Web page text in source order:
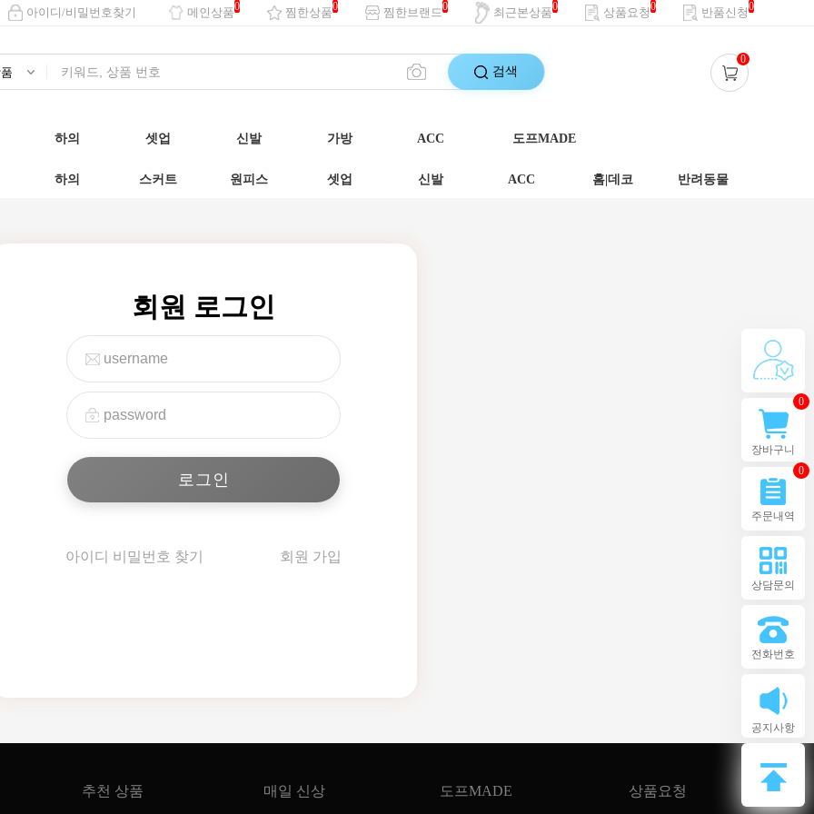
아이디/비밀번호찾기 메인상품0 찜한상품0 찜한브랜드0 최근본상품0 상품요청0 반품신청0
검색
0
하의 셋업 신발 가방 ACC 도프MADE
하의 스커트 원피스 셋업 신발 ACC 홈|데코 반려동물
회원 로그인
아이디 비밀번호 찾기 회원 가입
추천 상품 매일 신상 도프MADE 상품요청
장바구니
0
주문내역
0
상담문의
전화번호
공지사항